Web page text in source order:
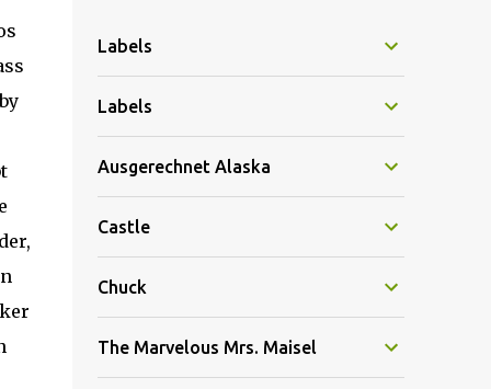
Labels
Labels
Ausgerechnet Alaska
Castle
Chuck
The Marvelous Mrs. Maisel